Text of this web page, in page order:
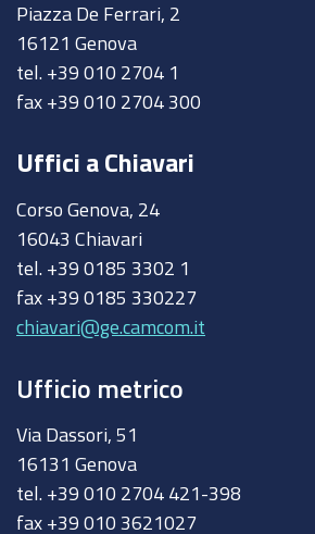
Piazza De Ferrari, 2
16121 Genova
tel. +39 010 2704 1
fax +39 010 2704 300
Uffici a Chiavari
Corso Genova, 24
16043 Chiavari
tel. +39 0185 3302 1
fax +39 0185 330227
chiavari@ge.camcom.it
Ufficio metrico
Via Dassori, 51
16131 Genova
tel. +39 010 2704 421-398
fax +39 010 3621027